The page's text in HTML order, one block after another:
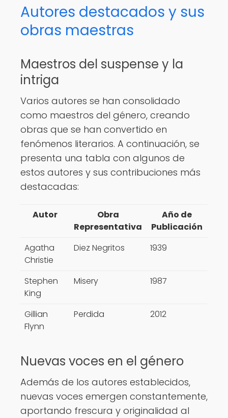
Autores destacados y sus
obras maestras
Maestros del suspense y la
intriga
Varios autores se han consolidado
como maestros del género, creando
obras que se han convertido en
fenómenos literarios. A continuación, se
presenta una tabla con algunos de
estos autores y sus contribuciones más
destacadas:
Autor
Obra
Representativa
Año de
Publicación
Agatha
Christie
Diez Negritos 1939
Stephen
King
Misery 1987
Gillian
Flynn
Perdida 2012
Nuevas voces en el género
Además de los autores establecidos,
nuevas voces emergen constantemente,
aportando frescura y originalidad al